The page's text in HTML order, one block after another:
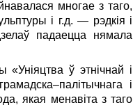
многае з таго,
і г.д. — рэдкія і
падаецца нямала
«Уніяцтва ў этнічнай і
і
якая менавіта з таго